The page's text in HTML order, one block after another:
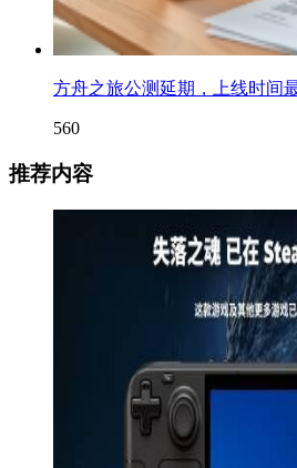
方舟之旅公测延期，上线时间
560
推荐内容